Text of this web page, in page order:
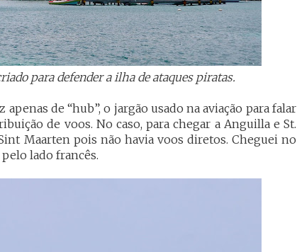
para defender a ilha de ataques piratas.
de “hub”, o jargão usado na aviação para falar
de voos. No caso, para chegar a Anguilla e St.
Maarten pois não havia voos diretos. Cheguei no
lado francês.